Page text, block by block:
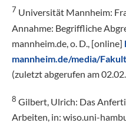
7 Universität Mannheim:
Annahme: Begriffliche
mannheim.de, o. D., [online]
mannheim.de/media/
(zuletzt abgerufen am
8 Gilbert, Ulrich: Das
Arbeiten, in: wiso.uni-